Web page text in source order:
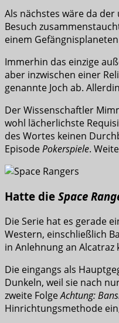
Als nächstes wäre da
Besuch
einem
Immerhin das einzige
aber inzwischen einer
genannte Joch ab.
Der Wissenschaftler
wohl lächerlichste
des Wortes keinen
EpisodePokerspiele.
Hatte die Space
Die Serie hat es gerade
Western, einschließlich
in Anlehnung an Alcatraz
Die eingangs als
Dunkeln, weil sie nach
zweite FolgeAchtung:
Hinrichtungsmethode